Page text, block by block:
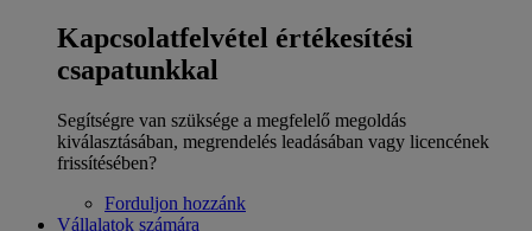
Kapcsolatfelvétel értékesítési
csapatunkkal
Segítségre van szüksége a megfelelő megoldás
kiválasztásában, megrendelés leadásában vagy licencének
frissítésében?
Forduljon hozzánk
Vállalatok számára